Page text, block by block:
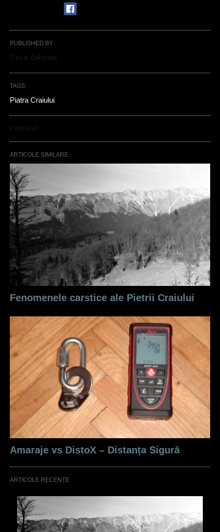
PUBLISHED BY
Geza Zakarias
TAGS:
Piatra Craiului
6 ANI AGO
ARTICOLE SIMILARE
Fenomenele carstice ale Pietrii Craiului
Amaraje vs DistoX – Distanța Sigură
ARTICOLE RECENTE